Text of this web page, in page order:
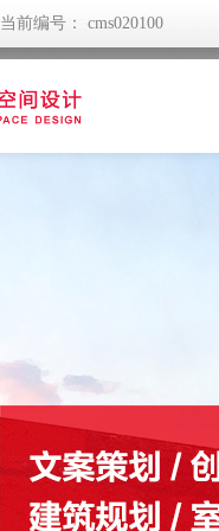
当前编号： cms020100